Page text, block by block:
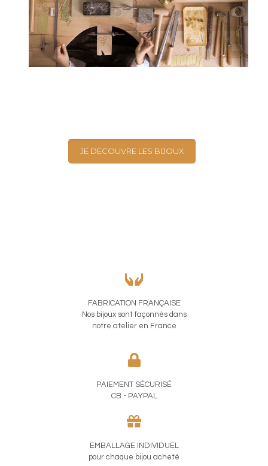
JE DECOUVRE LES BIJOUX
FABRICATION FRANÇAISE
Nos bijoux sont façonnés dans
notre atelier en France
PAIEMENT SÉCURISÉ
CB - PAYPAL
EMBALLAGE INDIVIDUEL
pour chaque bijou acheté